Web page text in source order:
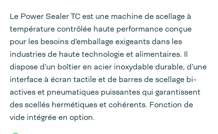
Le Power Sealer TC est une machine de scellage à
température contrôlée haute performance conçue
pour les besoins d’emballage exigeants dans les
industries de haute technologie et alimentaires. Il
dispose d’un boîtier en acier inoxydable durable, d’une
interface à écran tactile et de barres de scellage bi-
actives et pneumatiques puissantes qui garantissent
des scellés hermétiques et cohérents. Fonction de
vide intégrée en option.